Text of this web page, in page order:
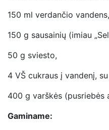
150 ml verdančio vandens,
150 g sausainių (imiau
50 g sviesto,
4 VŠ cukraus į vandenį,
400 g varškės (pusriebės
Gaminame: